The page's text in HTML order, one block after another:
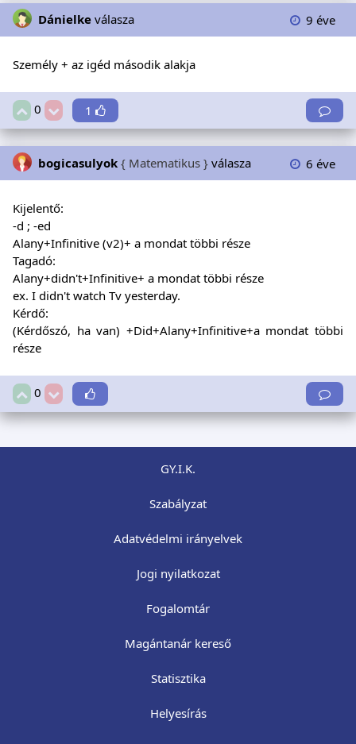
Dánielke válasza 9 éve
Személy + az igéd második alakja
0 1
bogicasulyok { Matematikus } válasza 6 éve
Kijelentő:
-d ; -ed
Alany+Infinitive (v2)+ a mondat többi része
Tagadó:
Alany+didn't+Infinitive+ a mondat többi része
ex. I didn't watch Tv yesterday.
Kérdő:
(Kérdőszó, ha van) +Did+Alany+Infinitive+a mondat többi
része
0
GY.I.K.
Szabályzat
Adatvédelmi irányelvek
Jogi nyilatkozat
Fogalomtár
Magántanár kereső
Statisztika
Helyesírás